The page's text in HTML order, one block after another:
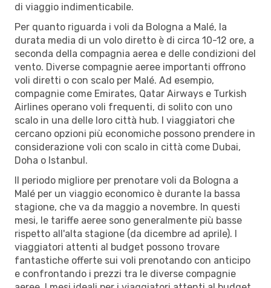
di viaggio indimenticabile.
Per quanto riguarda i voli da Bologna a Malé, la
durata media di un volo diretto è di circa 10-12 ore, a
seconda della compagnia aerea e delle condizioni del
vento. Diverse compagnie aeree importanti offrono
voli diretti o con scalo per Malé. Ad esempio,
compagnie come Emirates, Qatar Airways e Turkish
Airlines operano voli frequenti, di solito con uno
scalo in una delle loro città hub. I viaggiatori che
cercano opzioni più economiche possono prendere in
considerazione voli con scalo in città come Dubai,
Doha o Istanbul.
Il periodo migliore per prenotare voli da Bologna a
Malé per un viaggio economico è durante la bassa
stagione, che va da maggio a novembre. In questi
mesi, le tariffe aeree sono generalmente più basse
rispetto all'alta stagione (da dicembre ad aprile). I
viaggiatori attenti al budget possono trovare
fantastiche offerte sui voli prenotando con anticipo
e confrontando i prezzi tra le diverse compagnie